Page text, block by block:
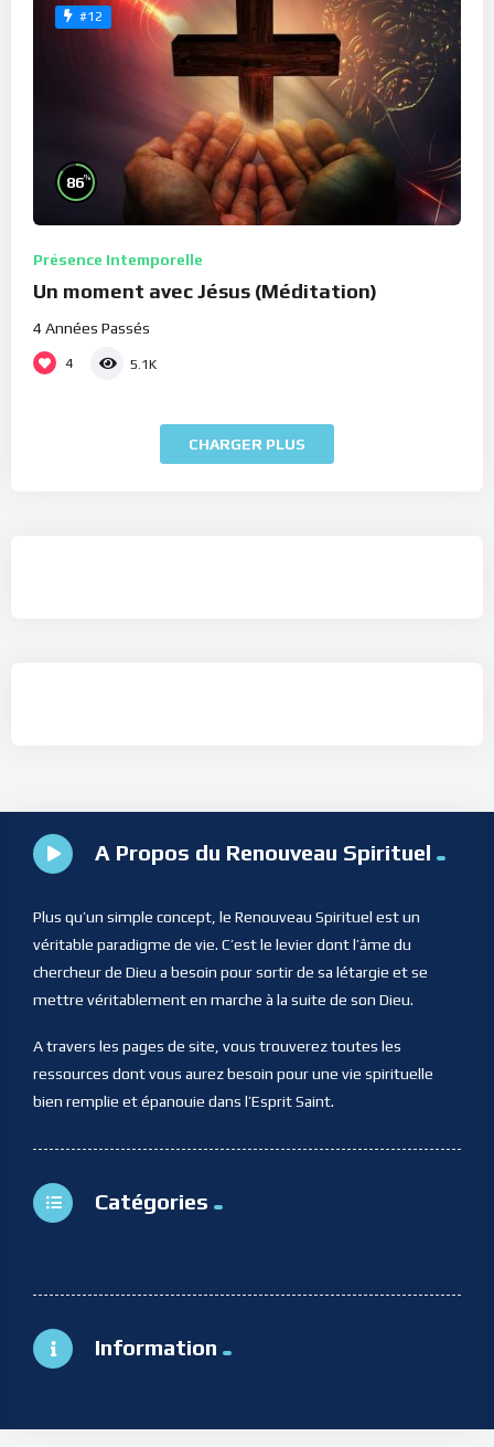
#12
86%
Présence Intemporelle
Un moment avec Jésus (Méditation)
4 Années Passés
4 5.1K
CHARGER PLUS
A Propos du Renouveau Spirituel
Plus qu’un simple concept, le Renouveau Spirituel est un
véritable paradigme de vie. C’est le levier dont l’âme du
chercheur de Dieu a besoin pour sortir de sa létargie et se
mettre véritablement en marche à la suite de son Dieu.
A travers les pages de site, vous trouverez toutes les
ressources dont vous aurez besoin pour une vie spirituelle
bien remplie et épanouie dans l’Esprit Saint.
Catégories
Information